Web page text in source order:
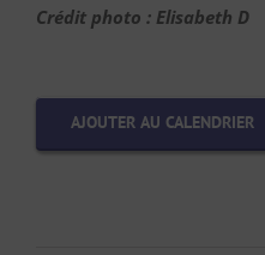
Crédit photo : Elisabeth D
AJOUTER AU CALENDRIER